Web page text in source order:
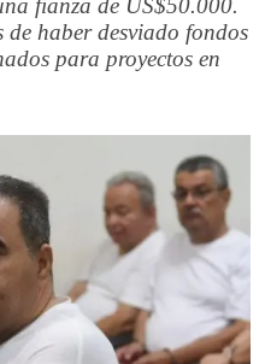
fianza de US$50.000.
de haber desviado fondos
para proyectos en